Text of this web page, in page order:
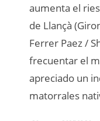
aumenta el
de Llançà
Ferrer Paez /
frecuentar el
apreciado un
matorrales